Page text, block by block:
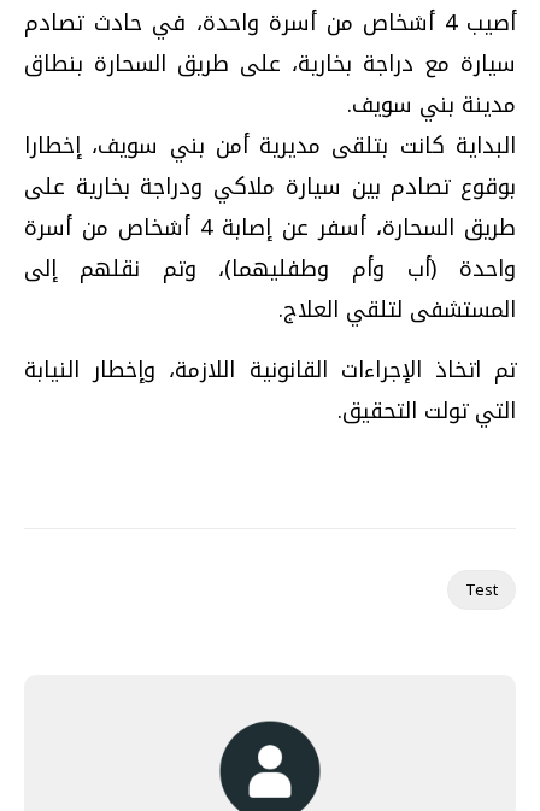
أصيب 4 أشخاص من أسرة واحدة، في حادث تصادم
سيارة مع دراجة بخارية، على طريق السحارة بنطاق
مدينة بني سويف.
البداية كانت بتلقى مديرية أمن بني سويف، إخطارا
بوقوع تصادم بين سيارة ملاكي ودراجة بخارية على
طريق السحارة، أسفر عن إصابة 4 أشخاص من أسرة
واحدة (أب وأم وطفليهما)، وتم نقلهم إلى
المستشفى لتلقي العلاج.
تم اتخاذ الإجراءات القانونية اللازمة، وإخطار النيابة
التي تولت التحقيق.
Test